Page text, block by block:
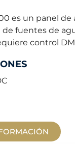
es un panel
fuentes de
control